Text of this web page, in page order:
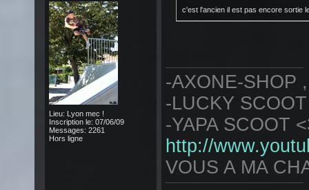
Lieu: Lyon mec !
Inscription le: 07/06/09
Messages: 2261
Hors ligne
c'est l'ancien il est pas encore sortie
-AXONE-SHOP
-LUCKY
-YAPA SCOOT
http://
VOUS A MA